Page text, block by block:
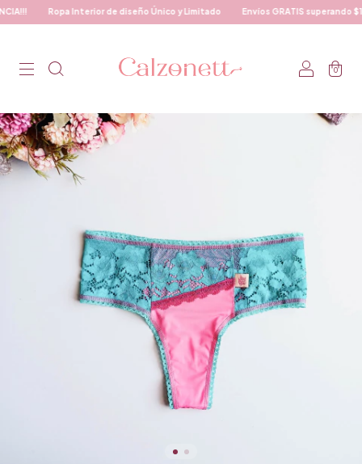
Ropa Interior de diseño Único y Limitado Envíos GRATIS superando
0